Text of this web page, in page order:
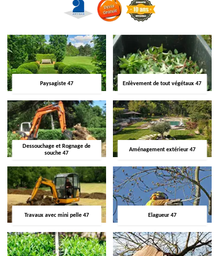
Paysagiste 47 Enlèvement de tout végétaux 47
Dessouchage et Rognage de
souche 47
Aménagement extérieur 47
Travaux avec mini pelle 47 Elagueur 47